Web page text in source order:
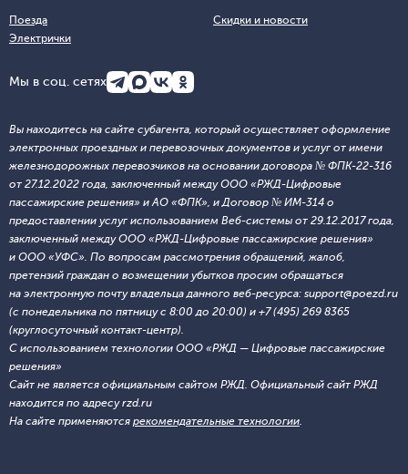
Поезда
Электрички
Скидки и новости
Мы в соц. сетях
Вы находитесь на сайте субагента, который осуществляет оформление
электронных проездных и перевозочных документов и услуг от имени
железнодорожных перевозчиков на основании договора № ФПК-22-316
от 27.12.2022 года, заключенный между ООО «РЖД-Цифровые
пассажирские решения» и АО «ФПК», и Договор № ИМ-314 о
предоставлении услуг использованием Веб-системы от 29.12.2017 года,
заключенный между ООО «РЖД-Цифровые пассажирские решения»
и ООО «УФС». По вопросам рассмотрения обращений, жалоб,
претензий граждан о возмещении убытков просим обращаться
на электронную почту владельца данного веб-ресурса: support@poezd.ru
(с понедельника по пятницу с 8:00 до 20:00) и +7 (495) 269 8365
(круглосуточный контакт-центр).
С использованием технологии ООО «РЖД — Цифровые пассажирские
решения»
Сайт не является официальным сайтом РЖД. Официальный сайт РЖД
находится по адресу rzd.ru
На сайте применяются рекомендательные технологии.